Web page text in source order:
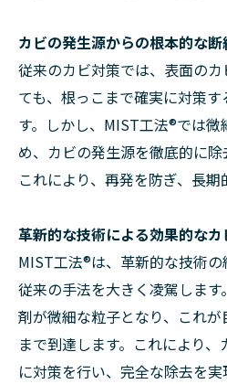
カビの発生源からの根本的な断
従来のカビ対策では、表面の
ても、根っこまで確実に対策
す。しかし、MIST工法®では
め、カビの発生源を徹底的に除
これにより、再発を防ぎ、長期
革新的な技術による効果的なカ
MIST工法®は、革新的な技術
従来の手法を大きく凌駕しま
剤が微細な粒子となり、これ
まで到達します。これにより
に対策を行い、完全な除去を実